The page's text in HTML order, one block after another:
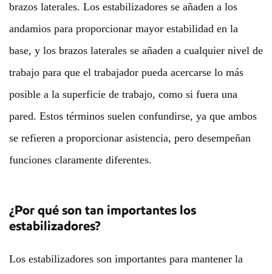
brazos laterales. Los estabilizadores se añaden a los
andamios para proporcionar mayor estabilidad en la
base, y los brazos laterales se añaden a cualquier nivel de
trabajo para que el trabajador pueda acercarse lo más
posible a la superficie de trabajo, como si fuera una
pared. Estos términos suelen confundirse, ya que ambos
se refieren a proporcionar asistencia, pero desempeñan
funciones claramente diferentes.
¿Por qué son tan importantes los
estabilizadores?
Los estabilizadores son importantes para mantener la